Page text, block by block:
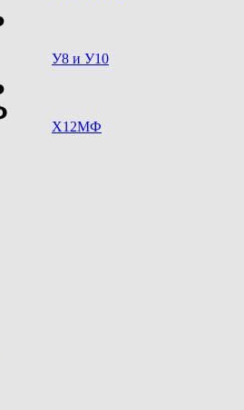
У8 и У10
Х12МФ